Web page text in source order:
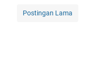
Postingan Lama